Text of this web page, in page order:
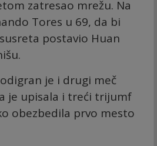
zatresao mrežu. Na
Tores u 69, da bi
postavio Huan
je i drugi meč
je upisala i treći trijumf
obezbedila prvo mesto